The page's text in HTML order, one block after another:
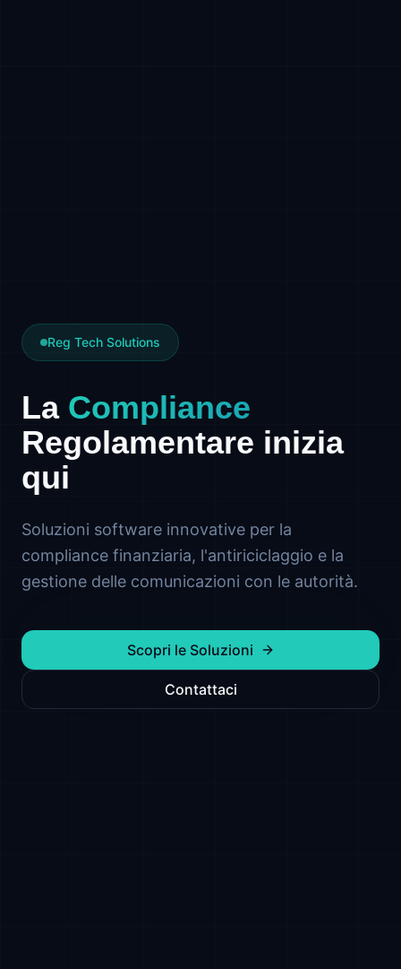
Reg Tech Solutions
La Compliance
Regolamentare inizia
qui
Soluzioni software innovative per la
compliance finanziaria, l'antiriciclaggio e la
gestione delle comunicazioni con le autorità.
Scopri le Soluzioni
Contattaci